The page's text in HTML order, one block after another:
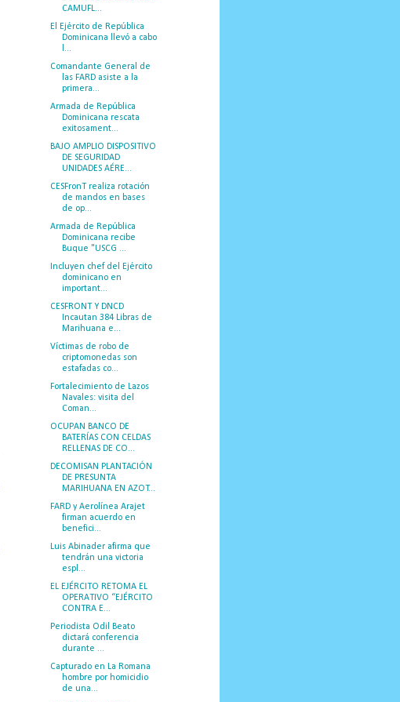
CAMUFL...
El Ejército de República
Dominicana llevó a cabo
l...
Comandante General de
las FARD asiste a la
primera...
Armada de República
Dominicana rescata
exitosament...
BAJO AMPLIO DISPOSITIVO
DE SEGURIDAD
UNIDADES AÉRE...
CESFronT realiza rotación
de mandos en bases
de op...
Armada de República
Dominicana recibe
Buque "USCG ...
Incluyen chef del Ejército
dominicano en
important...
CESFRONT Y DNCD
Incautan 384 Libras de
Marihuana e...
Víctimas de robo de
criptomonedas son
estafadas co...
Fortalecimiento de Lazos
Navales: visita del
Coman...
OCUPAN BANCO DE
BATERÍAS CON CELDAS
RELLENAS DE CO...
DECOMISAN PLANTACIÓN
DE PRESUNTA
MARIHUANA EN AZOT...
FARD y Aerolínea Arajet
firman acuerdo en
benefici...
Luis Abinader afirma que
tendrán una victoria
espl...
EL EJÉRCITO RETOMA EL
OPERATIVO “EJÉRCITO
CONTRA E...
Periodista Odil Beato
dictará conferencia
durante ...
Capturado en La Romana
hombre por homicidio
de una...